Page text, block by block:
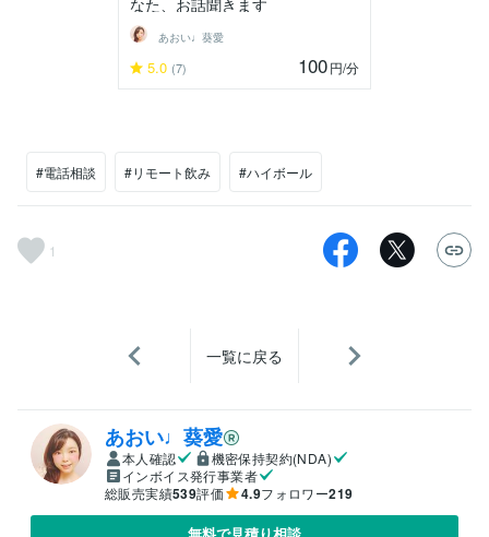
あおい♩葵愛
5.0 (7) 100円/分
#電話相談 #リモート飲み #ハイボール
1
一覧に戻る
あおい♩葵愛
本人確認
機密保持契約(NDA)
インボイス発行事業者
総販売実績539評価 4.9フォロワー219